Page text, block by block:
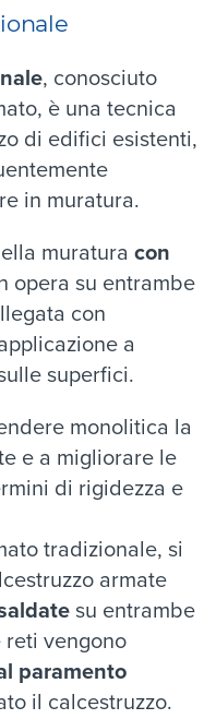
, conosciuto
è una tecnica
di edifici esistenti,
in muratura.
muraturacon
opera su entrambe
con
a
superfici.
monolitica la
e a migliorare le
di rigidezza e
tradizionale, si
armate
su entrambe
vengono
paramento
il calcestruzzo.